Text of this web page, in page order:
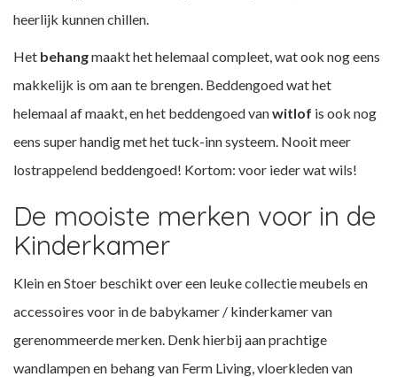
heerlijk kunnen chillen.
Het behangmaakt het helemaal compleet, wat ook nog eens
makkelijk is om aan te brengen. Beddengoed wat het
helemaal af maakt, en het beddengoed vanwitlof is ook nog
eens super handig met het tuck-inn systeem. Nooit meer
lostrappelend beddengoed! Kortom: voor ieder wat wils!
De mooiste merken voor in de
Kinderkamer
Klein en Stoer beschikt over een leuke collectie meubels en
accessoires voor in de babykamer / kinderkamer van
gerenommeerde merken. Denk hierbij aan prachtige
wandlampen en behang van Ferm Living, vloerkleden van